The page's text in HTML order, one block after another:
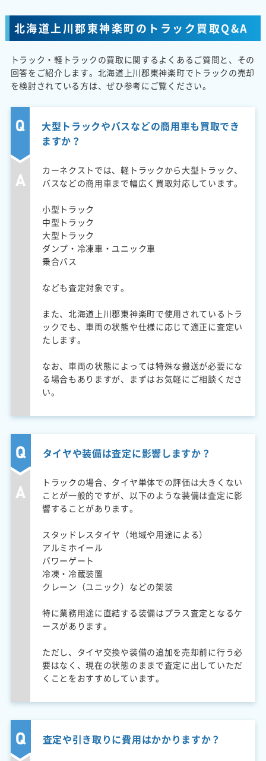
北海道上川郡東神楽町のトラック買取Q&A
トラック・軽トラックの買取に関するよくあるご質問と、その
回答をご紹介します。北海道上川郡東神楽町でトラックの売却
を検討されている方は、ぜひ参考にご覧ください。
大型トラックやバスなどの商用車も買取でき
ますか？
カーネクストでは、軽トラックから大型トラック、
バスなどの商用車まで幅広く買取対応しています。
小型トラック
中型トラック
大型トラック
ダンプ・冷凍車・ユニック車
乗合バス
なども査定対象です。
また、北海道上川郡東神楽町で使用されているトラ
ックでも、車両の状態や仕様に応じて適正に査定い
たします。
なお、車両の状態によっては特殊な搬送が必要にな
る場合もありますが、まずはお気軽にご相談くださ
い。
タイヤや装備は査定に影響しますか？
トラックの場合、タイヤ単体での評価は大きくない
ことが一般的ですが、以下のような装備は査定に影
響することがあります。
スタッドレスタイヤ（地域や用途による）
アルミホイール
パワーゲート
冷凍・冷蔵装置
クレーン（ユニック）などの架装
特に業務用途に直結する装備はプラス査定となるケ
ースがあります。
ただし、タイヤ交換や装備の追加を売却前に行う必
要はなく、現在の状態のままで査定に出していただ
くことをおすすめしています。
査定や引き取りに費用はかかりますか？